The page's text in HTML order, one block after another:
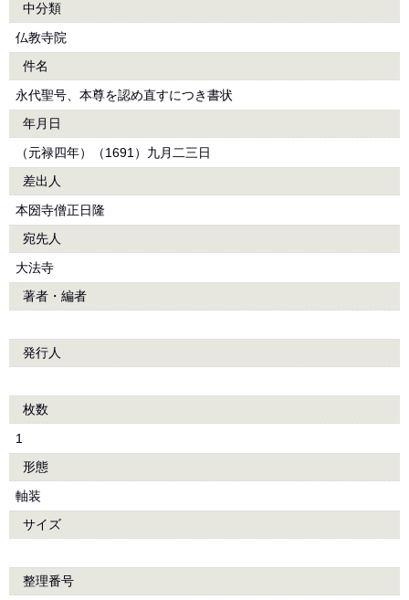
中分類
仏教寺院
件名
永代聖号、本尊を認め直すにつき書状
年月日
（元禄四年）（1691）九月二三日
差出人
本圀寺僧正日隆
宛先人
大法寺
著者・編者
発行人
枚数
1
形態
軸装
サイズ
整理番号